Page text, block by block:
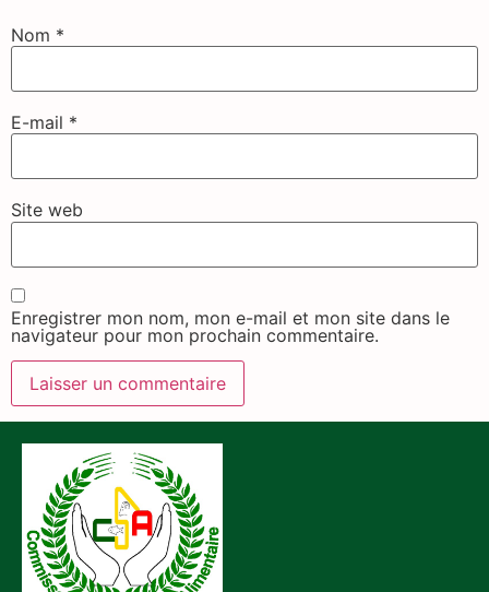
Nom *
E-mail *
Site web
Enregistrer mon nom, mon e-mail et mon site dans le
navigateur pour mon prochain commentaire.